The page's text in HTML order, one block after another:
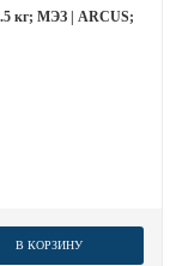
кг; МЭЗ | ARCUS;
В КОРЗИНУ